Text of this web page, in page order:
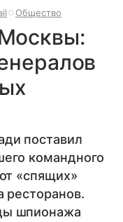
Общество
поставил
командного
«спящих»
ресторанов.
шпионажа